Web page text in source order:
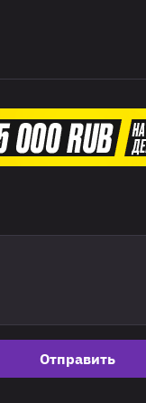
Отправить